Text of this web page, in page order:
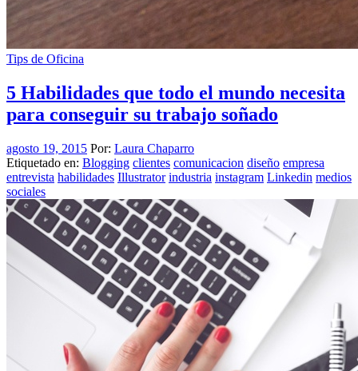
Tips de Oficina
5 Habilidades que todo el mundo necesita
para conseguir su trabajo soñado
agosto 19, 2015 Por: Laura Chaparro
Etiquetado en: Blogging clientes comunicacion diseño empresa
entrevista habilidades Illustrator industria instagram Linkedin medios
sociales